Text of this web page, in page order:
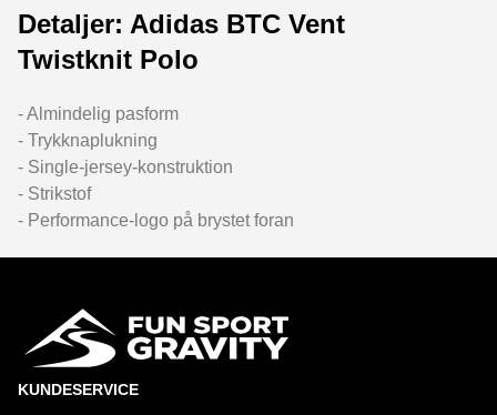
Detaljer: Adidas BTC Vent
Twistknit Polo
- Almindelig pasform
- Trykknaplukning
- Single-jersey-konstruktion
- Strikstof
- Performance-logo på brystet foran
KUNDESERVICE